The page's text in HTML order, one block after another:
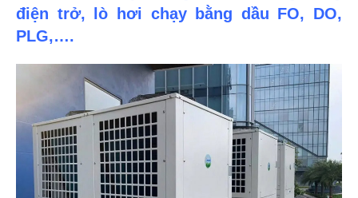
điện trở, lò hơi chạy bằng dầu FO, DO,
PLG,….